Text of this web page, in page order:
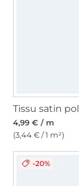
4,99 € / m
(3,44 € / 1 m²)
-20%